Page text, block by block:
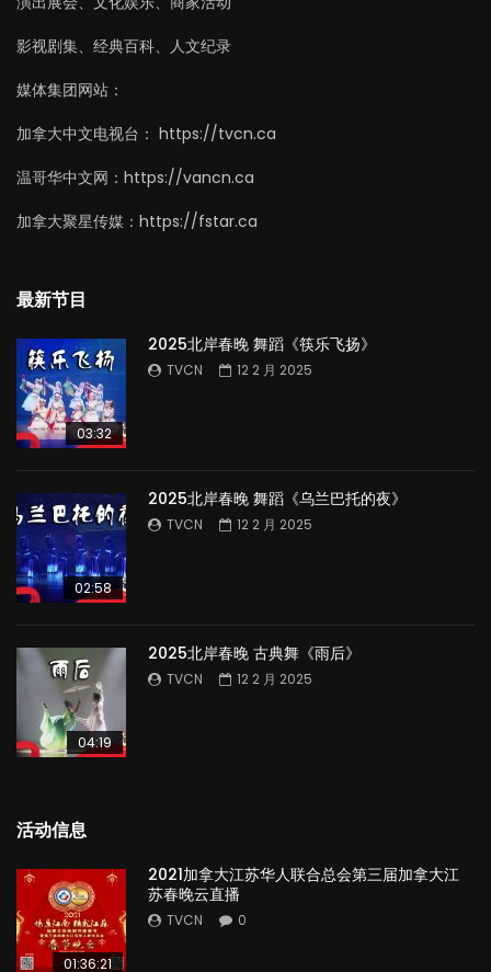
影视剧集、经典百科、人文纪录
媒体集团网站：
加拿大中文电视台： https://tvcn.ca
温哥华中文网：https://vancn.ca
加拿大聚星传媒：https://fstar.ca
最新节目
03:32
2025北岸春晚 舞蹈《筷乐飞扬》
TVCN 12 2 月 2025
02:58
2025北岸春晚 舞蹈《乌兰巴托的夜》
TVCN 12 2 月 2025
04:19
2025北岸春晚 古典舞《雨后》
TVCN 12 2 月 2025
活动信息
01:36:21
2021加拿大江苏华人联合总会第三届加拿大江
苏春晚云直播
TVCN 0